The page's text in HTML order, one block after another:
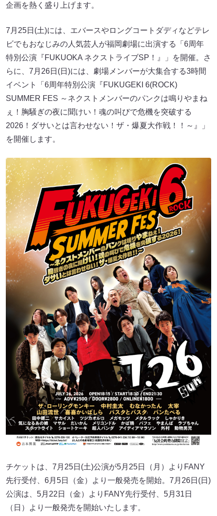
企画を熱く盛り上げます。
7月25日(土)には、エバースやロングコートダディなどテレ
ビでもおなじみの人気芸人が福岡劇場に出演する「6周年
特別公演『FUKUOKA ネクストライブSP！』」を開催。さ
らに、7月26日(日)には、劇場メンバーが大集合する3時間
イベント「6周年特別公演『FUKUGEKI 6(ROCK)
SUMMER FES ～ネクストメンバーのパンクは鳴りやまね
ぇ！胸騒ぎの夜に聞けい！魂の叫びで危機を突破する
2026！ダサいとは言わせない！ザ・爆夏大作戦！！～』」
を開催します。
チケットは、7月25日(土)公演が5月25日（月）よりFANY
先行受付、6月5日（金）より一般発売を開始。7月26日(日)
公演は、5月22日（金）よりFANY先行受付、5月31日
（日）より一般発売を開始いたします。